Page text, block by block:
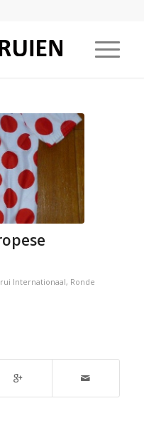
Internationaal, Ronde